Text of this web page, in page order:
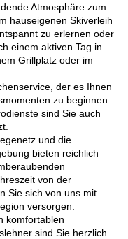
Atmosphäre zum
hauseigenen Skiverleih
zu erlernen oder
einem aktiven Tag in
Grillplatz oder im
der es Ihnen
zu beginnen.
sind Sie auch
und die
bieten reichlich
von der
Sie sich von uns mit
versorgen.
komfortablen
sind Sie herzlich